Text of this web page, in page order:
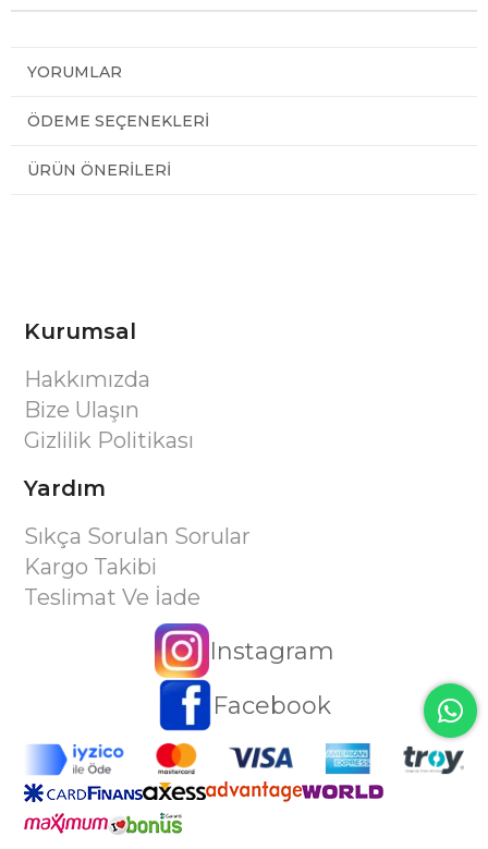
YORUMLAR
ÖDEME SEÇENEKLERI
ÜRÜN ÖNERILERI
Kurumsal
Hakkımızda
Bize Ulaşın
Gizlilik Politikası
Yardım
Sıkça Sorulan Sorular
Kargo Takibi
Teslimat Ve İade
Instagram
Facebook